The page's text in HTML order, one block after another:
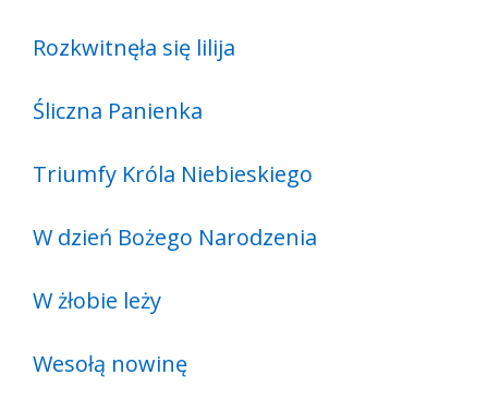
Rozkwitnęła się lilija
Śliczna Panienka
Triumfy Króla Niebieskiego
W dzień Bożego Narodzenia
W żłobie leży
Wesołą nowinę